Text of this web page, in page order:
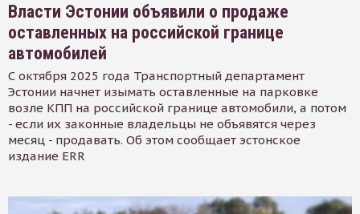
Власти Эстонии объявили о продаже
оставленных на российской границе
автомобилей
С октября 2025 года Транспортный департамент
Эстонии начнет изымать оставленные на парковке
возле КПП на российской границе автомобили, а потом
- если их законные владельцы не объявятся через
месяц - продавать. Об этом сообщает эстонское
издание ERR